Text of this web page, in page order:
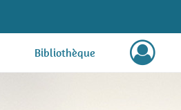
Bibliothèque